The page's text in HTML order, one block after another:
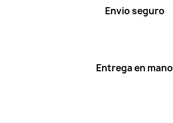
Envio seguro
Entrega en mano